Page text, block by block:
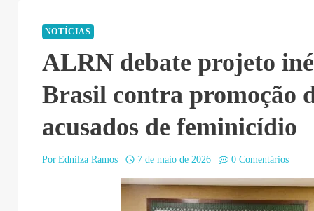
NOTÍCIAS
ALRN debate projeto
Brasil contra promoção
acusados de feminicídio
Por Ednilza Ramos 7 de maio de 2026 0 Comentários